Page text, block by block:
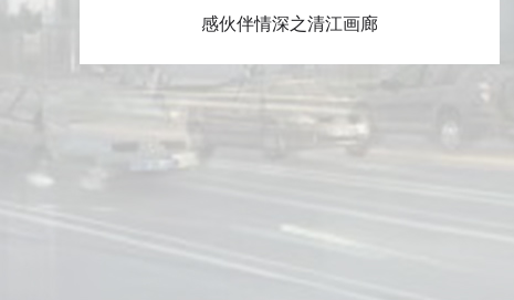
感伙伴情深之清江画廊